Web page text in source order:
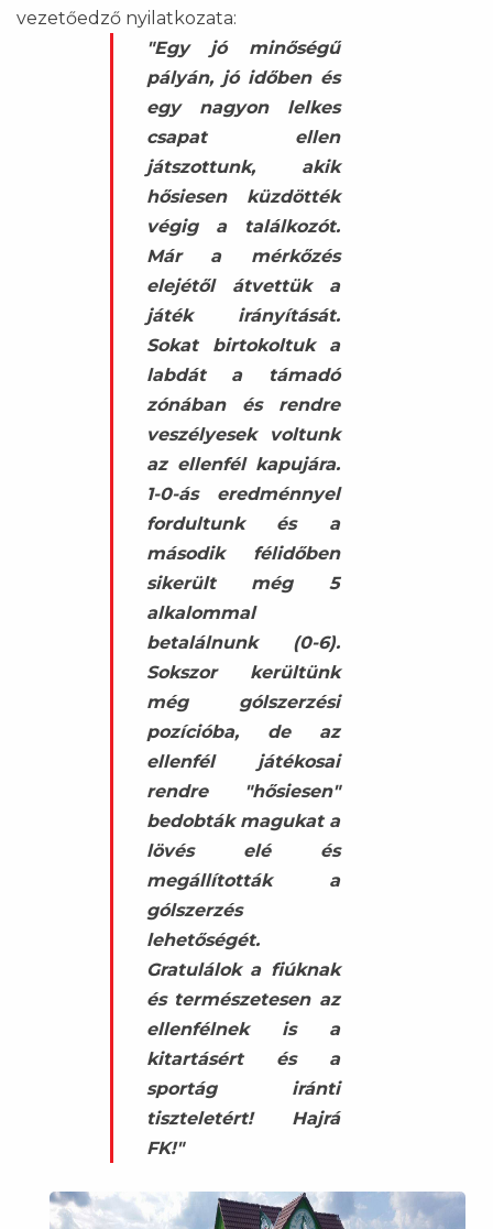
vezetőedző nyilatkozata:
"Egy jó minőségű
pályán, jó időben és
egy nagyon lelkes
csapat ellen
játszottunk, akik
hősiesen küzdötték
végig a találkozót.
Már a mérkőzés
elejétől átvettük a
játék irányítását.
Sokat birtokoltuk a
labdát a támadó
zónában és rendre
veszélyesek voltunk
az ellenfél kapujára.
1-0-ás eredménnyel
fordultunk és a
második félidőben
sikerült még 5
alkalommal
betalálnunk (0-6).
Sokszor kerültünk
még gólszerzési
pozícióba, de az
ellenfél játékosai
rendre "hősiesen"
bedobták magukat a
lövés elé és
megállították a
gólszerzés
lehetőségét.
Gratulálok a fiúknak
és természetesen az
ellenfélnek is a
kitartásért és a
sportág iránti
tiszteletért! Hajrá
FK!"